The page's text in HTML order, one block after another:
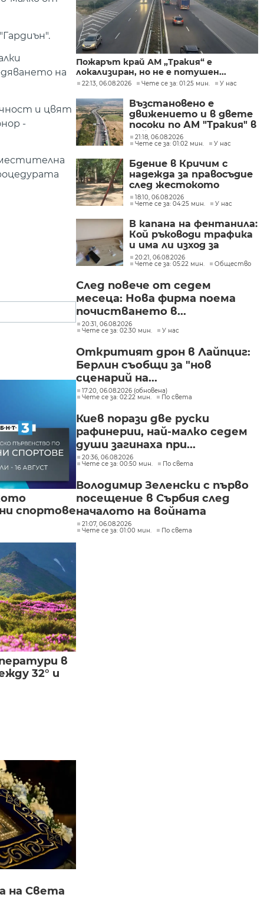
на
и цвят
-
спортове
в
32° и
на Света
Пожарът край АМ „Тракия“ е
локализиран, но не е потушен...
22:13, 06.08.2026 Чете се за: 01:25 мин. У нас
Възстановено е
движението и в двете
посоки по АМ "Тракия" в
района на 69-тия
километър
21:18, 06.08.2026
Чете се за: 01:02 мин.
У нас
Бдение в Кричим с
надежда за правосъдие
след жестокото
убийство на млад мъж
в Пловдив от
18:10, 06.08.2026
Чете се за: 04:25 мин.
У нас
В капана на фентанила:
Кой ръководи трафика
и има ли изход за
пристрастените?
20:21, 06.08.2026
Чете се за: 05:22 мин.
Общество
След повече от седем
месеца: Нова фирма поема
почистването в...
20:31, 06.08.2026
Чете се за: 02:30 мин.
У нас
Откритият дрон в Лайпциг:
Берлин съобщи за "нов
сценарий на...
17:20, 06.08.2026 (обновена)
Чете се за: 02:22 мин.
По света
Киев порази две руски
рафинерии, най-малко седем
души загинаха при...
20:36, 06.08.2026
Чете се за: 00:50 мин.
По света
Володимир Зеленски с първо
посещение в Сърбия след
началото на войната
21:07, 06.08.2026
Чете се за: 01:00 мин.
По света